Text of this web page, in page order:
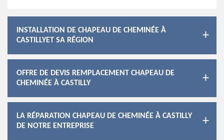
INSTALLATION DE CHAPEAU DE CHEMINÉE À
CASTILLYET SA RÉGION
OFFRE DE DEVIS REMPLACEMENT CHAPEAU DE
CHEMINÉE À CASTILLY
LA RÉPARATION CHAPEAU DE CHEMINÉE À CASTILLY
DE NOTRE ENTREPRISE